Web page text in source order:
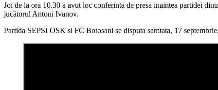
Joi de la ora 10.30 a avut loc conferinta de presa inaintea partidei
jucătorul Antoni Ivanov.
Partida SEPSI OSK si FC Botosani se disputa samtata, 17